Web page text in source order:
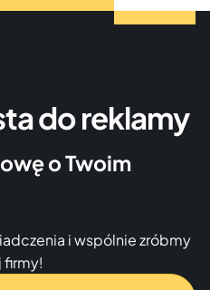
do reklamy
o Twoim
i wspólnie zróbmy
firmy!